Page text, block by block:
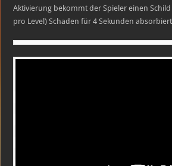
Aktivierung bekommt der Spieler einen Schild
pro Level) Schaden für 4 Sekunden